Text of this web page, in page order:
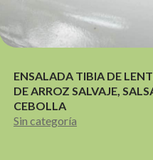
ENSALADA TIBIA DE
DE ARROZ SALVAJE,
CEBOLLA
Sin categoría